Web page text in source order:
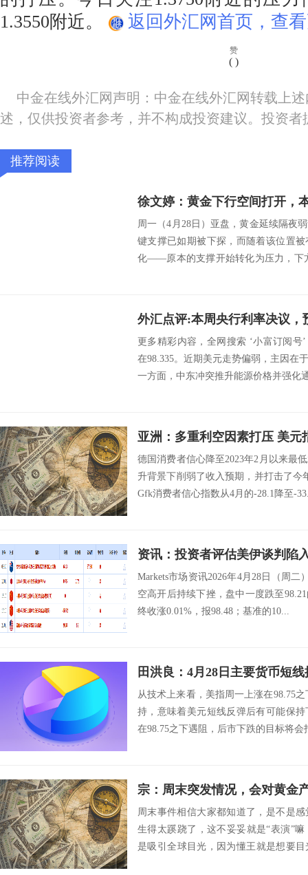
1.3550附近。
返回外汇网首页，查
赞
( )
中金在线外汇网声明：中金在线外汇网转载上
述，仅供投资者参考，并不构成投资建议。投资
推荐阅读
周一（4月28日）亚盘，黄金延续隔夜
键支撑已如期被下探，而随着该位置
化——原本的支撑开始转化为压力，下
外汇点评:本周央行利率决议，
更多精彩内容，全网搜索 ‘小富订阅号
在98.335。近期美元走势偏弱，主因在
一方面，中东冲突推升能源价格并强化
亚洲：多重利空因素打压 美元
德国消费者信心降至2023年2月以来最
升背景下削弱了收入预期，并打击了今
Gfk消费者信心指数从4月的-28.1降至-
Markets市场资讯2026年4月28日（周
空高开后持续下挫，盘中一度跌至
终收涨0.01%，报98.48；基准的10...
田洪良：4月28日主要货币
从技术上来看，美指周一上涨在98.75
持，意味着美元短线反弹后有可能保
在98.75之下遇阻，后市下跌的目标将会
宗：周末突发情况，会对黄金
周末事件相信大家都知道了，是不是
生得太蹊跷了，这不妥妥就是“表演”
是吸引全球目光，因为懂王就是想要